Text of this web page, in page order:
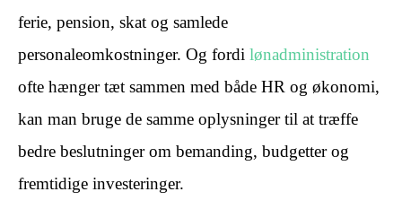
ferie, pension, skat og samlede
personaleomkostninger. Og fordi lønadministration
ofte hænger tæt sammen med både HR og økonomi,
kan man bruge de samme oplysninger til at træffe
bedre beslutninger om bemanding, budgetter og
fremtidige investeringer.